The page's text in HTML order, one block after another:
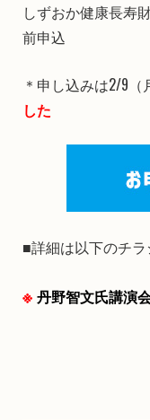
しずおか健康長寿
前申込
＊申し込みは2/9（
した
■詳細は以下のチ
丹野智文氏講演